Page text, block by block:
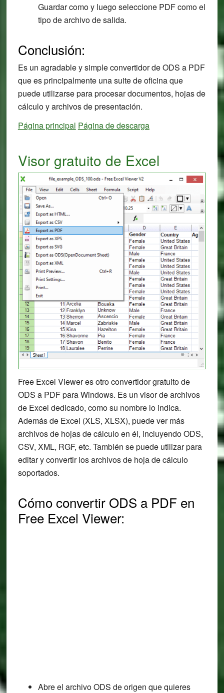
Guardar como y luego seleccione PDF como el
tipo de archivo de salida.
Conclusión:
Es un agradable y simple convertidor de ODS a PDF
que es principalmente una suite de oficina que
puede utilizarse para procesar documentos, hojas de
cálculo y archivos de presentación.
Página principal Página de descarga
Visor gratuito de Excel
Free Excel Viewer es otro convertidor gratuito de
ODS a PDF para Windows. Es un visor de archivos
de Excel dedicado, como su nombre lo indica.
Además de Excel (XLS, XLSX), puede ver más
archivos de hojas de cálculo en él, incluyendo ODS,
CSV, XML, RGF, etc. También se puede utilizar para
editar y convertir los archivos de hoja de cálculo
soportados.
Cómo convertir ODS a PDF en
Free Excel Viewer:
Abre el archivo ODS de origen que quieres